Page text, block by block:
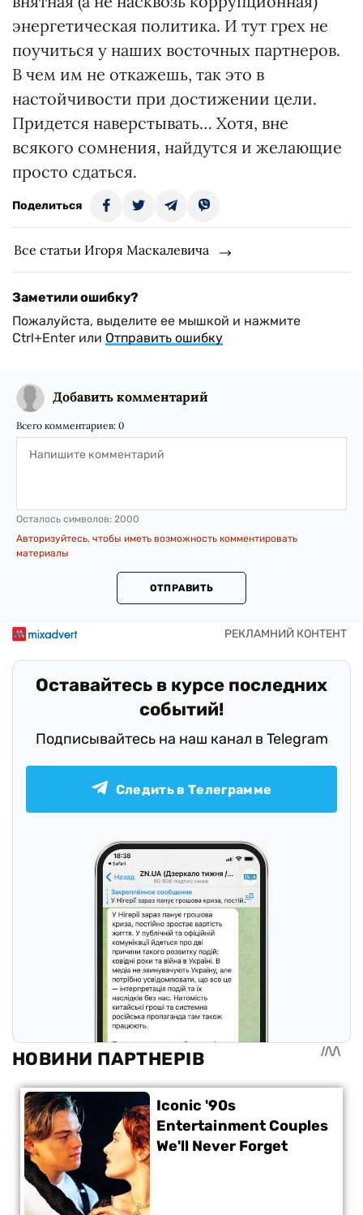
энергетическая политика. И тут грех не
поучиться у наших восточных партнеров.
В чем им не откажешь, так это в
настойчивости при достижении цели.
Придется наверстывать… Хотя, вне
всякого сомнения, найдутся и желающие
просто сдаться.
Поделиться
Все статьи Игоря Маскалевича
Заметили ошибку?
Пожалуйста, выделите ее мышкой и нажмите
Ctrl+Enter или Отправить ошибку
Добавить комментарий
Всего комментариев: 0
Осталось символов: 2000
Авторизуйтесь, чтобы иметь возможность комментировать
материалы
ОТПРАВИТЬ
Оставайтесь в курсе последних
событий!
Подписывайтесь на наш канал в Telegram
Следить в Телеграмме